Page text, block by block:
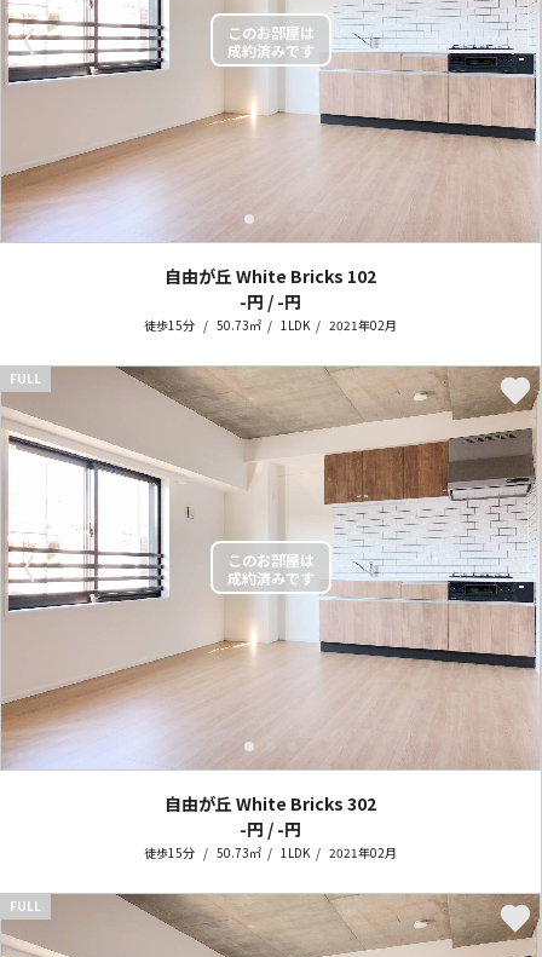
〈 〉
自由が丘 White Bricks 102
-円 / -円
徒歩15分 50.73㎡ 1LDK 2021年02月
〈 〉
FULL
自由が丘 White Bricks 302
-円 / -円
徒歩15分 50.73㎡ 1LDK 2021年02月
FULL